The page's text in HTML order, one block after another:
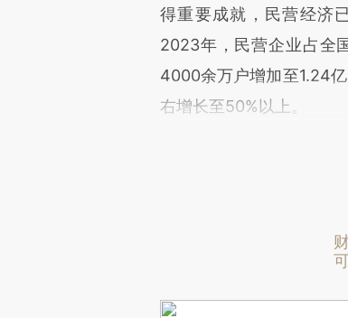
得重要成就，民营经济
2023年，民营企业占全
4000余万户增加至1.24
右增长至50%以上。